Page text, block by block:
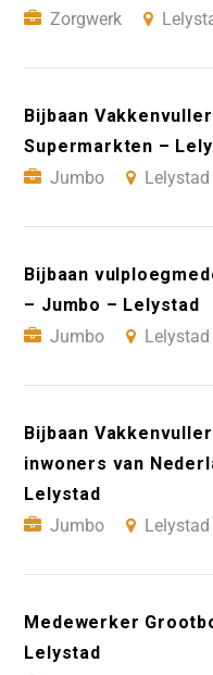
Zorgwerk
Bijbaan
Supermarkten –
Jumbo
Lelystad
Bijbaan
– Jumbo – Lelystad
Jumbo
Lelystad
Bijbaan
inwoners van
Lelystad
Jumbo
Lelystad
Medewerker
Lelystad